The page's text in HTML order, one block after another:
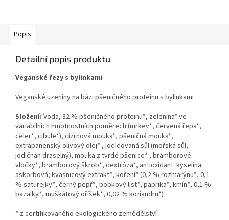
Popis
Detailní popis produktu
Veganské řezy s bylinkami
Veganské uzeniny na bázi pšeničného proteinu s bylinkami
Složení: Voda, 32 % pšeničného proteinu*, zelenina* ve
variabilních hmotnostních poměrech (mrkev*, červená řepa*,
celer*, cibule*), cizrnová mouka*, pšeničná mouka*,
extrapanenský olivový olej* , jodidovaná sůl (mořská sůl,
jodičnan draselný), mouka z tvrdé pšenice* , bramborové
vločky*, bramborový škrob*, dextróza*, antioxidant: kyselina
askorbová; kvasnicový extrakt*, koření* (0,2 % rozmarýnu*, 0,1
% saturejky*, černý pepř*, bobkový list*, paprika*, kmín*, 0,1 %
bazalky*, muškátový oříšek*, 0,02 % koriandru*)
* z certifikovaného ekologického zemědělství